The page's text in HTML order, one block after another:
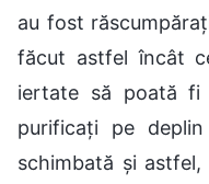
au fost
făcut astfel încât
iertate să poată fi
purificați pe
schimbată și